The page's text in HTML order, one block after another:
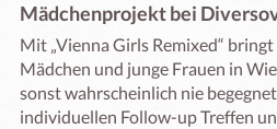
Mädchenprojekt bei
Mit „Vienna Girls Remixed“
Mädchen und junge Frauen in
sonst wahrscheinlich nie
individuellen Follow-up Treffen